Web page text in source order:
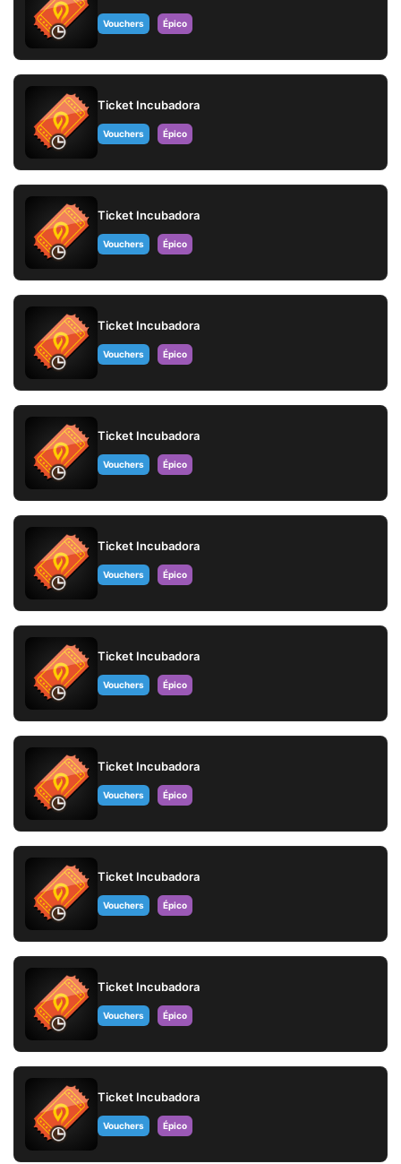
Vouchers Épico
Ticket Incubadora
Vouchers Épico
Ticket Incubadora
Vouchers Épico
Ticket Incubadora
Vouchers Épico
Ticket Incubadora
Vouchers Épico
Ticket Incubadora
Vouchers Épico
Ticket Incubadora
Vouchers Épico
Ticket Incubadora
Vouchers Épico
Ticket Incubadora
Vouchers Épico
Ticket Incubadora
Vouchers Épico
Ticket Incubadora
Vouchers Épico